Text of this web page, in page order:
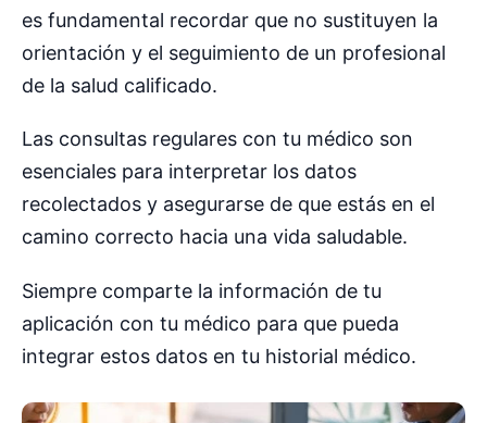
es fundamental recordar que no sustituyen la
orientación y el seguimiento de un profesional
de la salud calificado.
Las consultas regulares con tu médico son
esenciales para interpretar los datos
recolectados y asegurarse de que estás en el
camino correcto hacia una vida saludable.
Siempre comparte la información de tu
aplicación con tu médico para que pueda
integrar estos datos en tu historial médico.